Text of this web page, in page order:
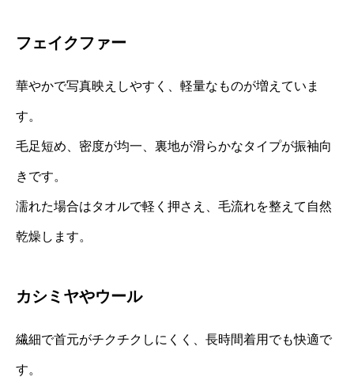
フェイクファー
華やかで写真映えしやすく、軽量なものが増えていま
す。
毛足短め、密度が均一、裏地が滑らかなタイプが振袖向
きです。
濡れた場合はタオルで軽く押さえ、毛流れを整えて自然
乾燥します。
カシミヤやウール
繊細で首元がチクチクしにくく、長時間着用でも快適で
す。